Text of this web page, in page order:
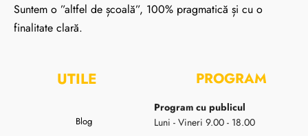
Suntem o ”altfel de școală”, 100% pragmatică și cu o
finalitate clară.
UTILE
Blog
PROGRAM
Program cu publicul
Luni - Vineri 9.00 - 18.00